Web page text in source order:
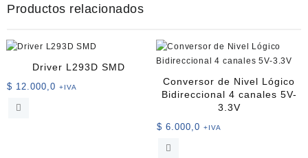
Productos relacionados
Driver L293D SMD
$ 12.000,0 +IVA
Conversor de Nivel Lógico
Bidireccional 4 canales 5V-
3.3V
$ 6.000,0 +IVA